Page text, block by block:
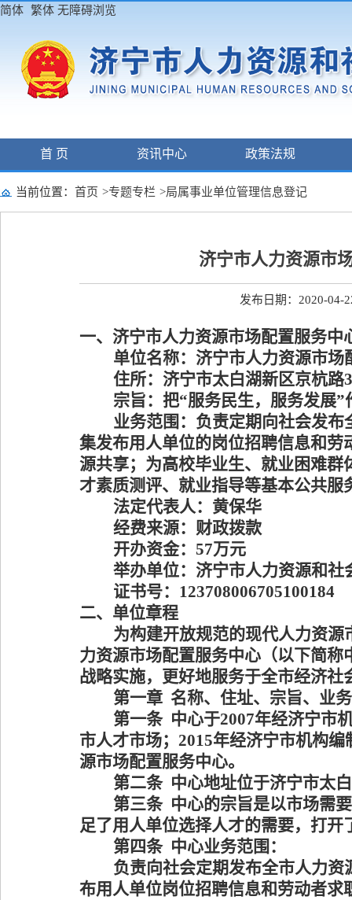
简体 繁体 无障碍浏览
首 页 资讯中心 政策法规
当前位置： 首页 >专题专栏 >局属事业单位管理信息登记
济宁市人力资源市
发布日期：2020-04-
一、济宁市人力资源市场配置服务中
单位名称： 济宁市人力资源市场
住所： 济宁市太白湖新区京杭路
宗旨： 把“服务民生，服务发展”
业务范围： 负责定期向社会发布
集发布用人单位的岗位招聘信息和
源共享；为高校毕业生、就业困难
才素质测评、就业指导等基本公共服
法定代表人： 黄保华
经费来源： 财政拨款
开办资金： 57万元
举办单位： 济宁市人力资源和社
证书号： 123708006705100184
二、单位章程
为构建开放规范的现代人力资
力资源市场配置服务中心（以下简
战略实施，更好地服务于全市经济
第一章 名称、住址、宗旨、业
第一条 中心于2007年经济宁市
市人才市场；2015年经济宁市机构
源市场配置服务中心。
第二条 中心地址位于济宁市太
第三条 中心的宗旨是以市场需
足了用人单位选择人才的需要，打
第四条 中心业务范围：
负责向社会定期发布全市人力
布用人单位岗位招聘信息和劳动者